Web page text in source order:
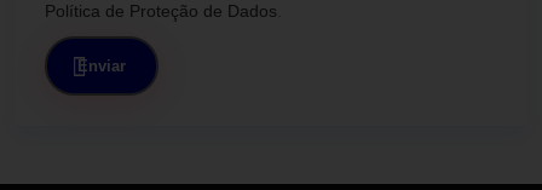
Política de Proteção de Dados
Enviar